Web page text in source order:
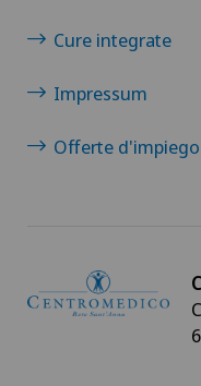
Cure integrate
Impressum
Offerte d'impiego